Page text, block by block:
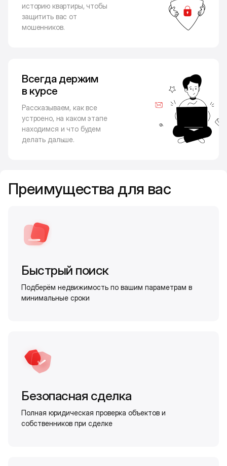
историю квартиры, чтобы
защитить вас от
мошенников.
Всегда держим
в курсе
Рассказываем, как все
устроено, на каком этапе
находимся и что будем
делать дальше.
Преимущества для вас
Быстрый поиск
Подберём недвижимость по вашим параметрам в
минимальные сроки
Безопасная сделка
Полная юридическая проверка объектов и
собственников при сделке